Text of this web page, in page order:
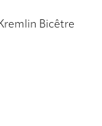
Bicêtre